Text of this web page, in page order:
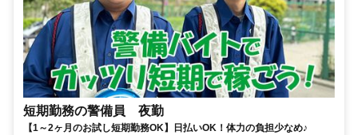
短期勤務の警備員 夜勤
【1～2ヶ月のお試し短期勤務OK】日払いOK！体力の負担少なめ♪